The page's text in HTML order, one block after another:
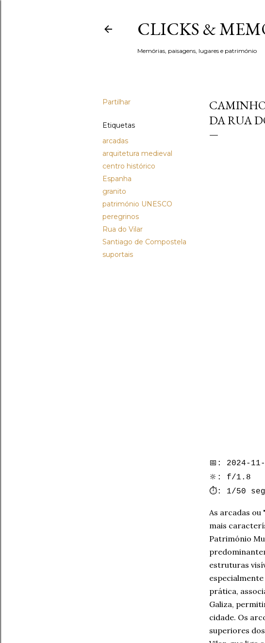
CLICKS &
Memórias, paisagens, lugares e património
Partilhar
Etiquetas
arcadas
arquitetura medieval
centro histórico
Espanha
granito
património UNESCO
peregrinos
Rua do Vilar
Santiago de Compostela
suportais
DA RUA
📅: 2024-
🔆: f/1.8
⏱️: 1/50
As arcadas
mais
Património
estruturas
prática,
Galiza,
cidade. Os
superiores